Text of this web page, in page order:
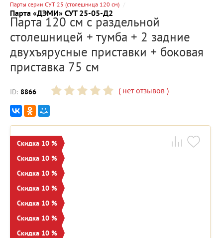
Парты серии СУТ 25 (столешница 120 см)
Парта «ДЭМИ» СУТ 25-05-Д2
Парта 120 см с раздельной
столешницей + тумба + 2 задние
двухъярусные приставки + боковая
приставка 75 см
ID: 8866 (нет отзывов )
Скидка 10 %
Скидка 10 %
Скидка 10 %
Скидка 10 %
Скидка 10 %
Скидка 10 %
Скидка 10 %